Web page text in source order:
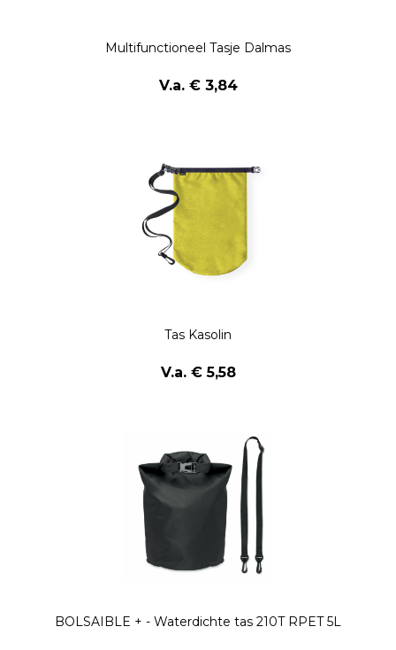
Multifunctioneel Tasje Dalmas
V.a. € 3,84
Tas Kasolin
V.a. € 5,58
BOLSAIBLE + - Waterdichte tas 210T RPET 5L